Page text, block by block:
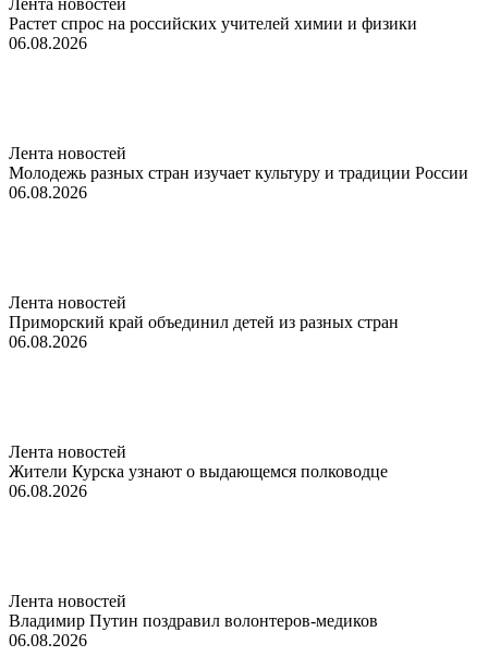
Растет спрос на российских учителей химии и физики
06.08.2026
Лента новостей
Молодежь разных стран изучает культуру и традиции России
06.08.2026
Лента новостей
Приморский край объединил детей из разных стран
06.08.2026
Лента новостей
Жители Курска узнают о выдающемся полководце
06.08.2026
Лента новостей
Владимир Путин поздравил волонтеров-медиков
06.08.2026